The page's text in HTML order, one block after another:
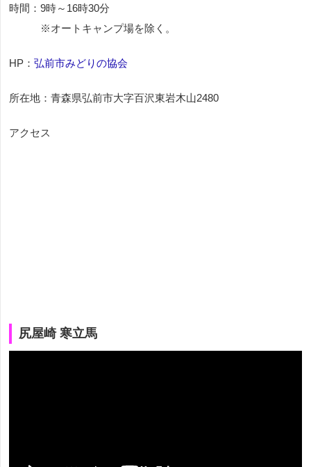
時間：9時～16時30分
※オートキャンプ場を除く。
HP： 弘前市みどりの協会
所在地：青森県弘前市大字百沢東岩木山2480
アクセス
尻屋崎 寒立馬